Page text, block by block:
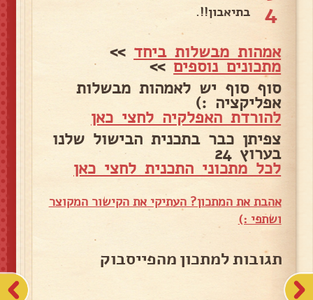
4 בתיאבון!!.
אמהות מבשלות ביחד >>
מתכונים נוספים>>
סוף סוף יש לאמהות מבשלות
אפליקציה :)
להורדת האפלקיה לחצי כאן
צפיתן כבר בתכנית הבישול שלנו
בערוץ 24
לכל מתכוני התכנית לחצי כאן
אהבת את המתכון? העתיקי את הקישור המקוצר
ושתפי :)
תגובות למתכון מהפייסבוק